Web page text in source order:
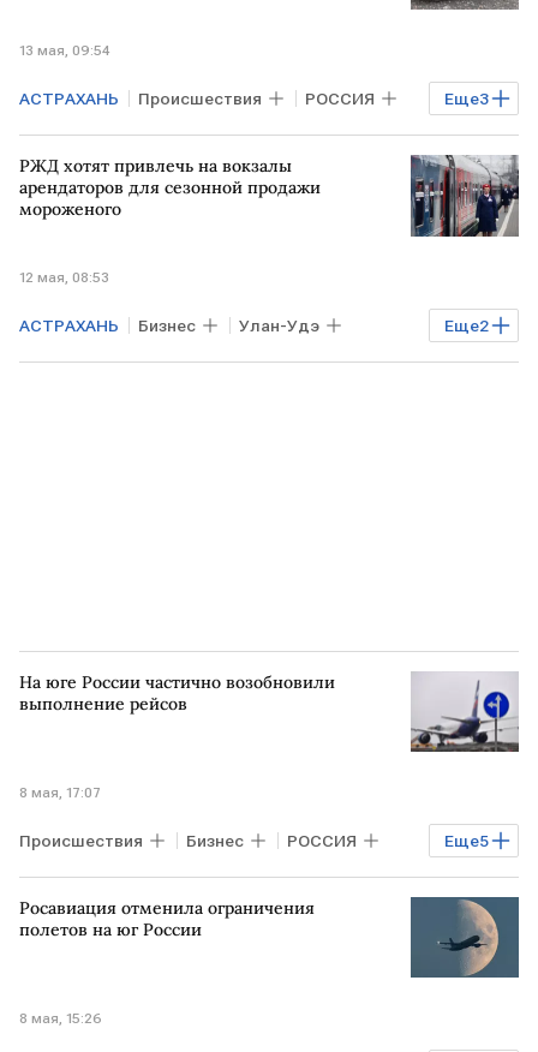
13 мая, 09:54
Еще3
АСТРАХАНЬ Происшествия РОССИЯ
Астраханская область ВСУ МЧС
РЖД хотят привлечь на вокзалы
арендаторов для сезонной продажи
мороженого
12 мая, 08:53
Еще2
АСТРАХАНЬ Бизнес Улан-Удэ
КАЗАНЬ РЖД
На юге России частично возобновили
выполнение рейсов
8 мая, 17:07
Еще5
Происшествия Бизнес РОССИЯ
Минеральные Воды ЕКАТЕРИНБУРГ
Махачкала аэропорт Шереметьево
Росавиация отменила ограничения
полетов на юг России
8 мая, 15:26